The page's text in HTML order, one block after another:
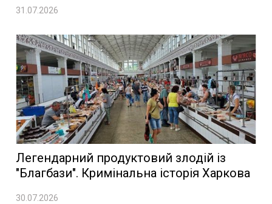
31.07.2026
Легендарний продуктовий злодій із
"Благбази". Кримінальна історія Харкова
30.07.2026